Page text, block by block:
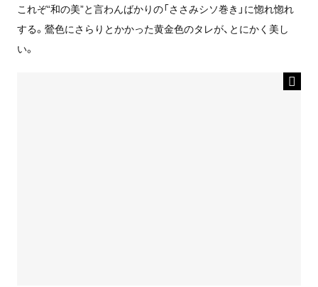
これぞ“和の美”と言わんばかりの「ささみシソ巻き」に惚れ惚れ
する。鶯色にさらりとかかった黄金色のタレが、とにかく美し
い。